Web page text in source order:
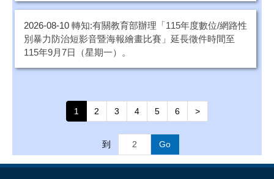
2026-08-10 轉知:有關教育部辦理「115年度數位/網路性
別暴力防治短影音暨海報繪畫比賽」延長徵件時間至
115年9月7日（星期一）。
1 2 3 4 5 6 >
到 Go